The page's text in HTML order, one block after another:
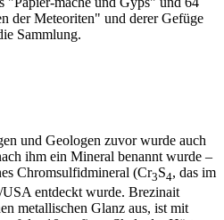
der Meteoriten" und derer Gefüge
Sammlung.
und Geologen zuvor wurde auch
ihm ein Mineral benannt wurde –
Chromsulfidmineral (Cr3S4, das im
entdeckt wurde. Brezinait
metallischen Glanz aus, ist mit